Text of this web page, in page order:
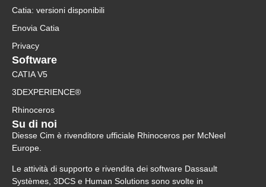
Catia: versioni disponibili
Enovia Catia
Privacy
Software
CATIA V5
3DEXPERIENCE®
Rhinoceros
Su di noi
Diesse Cim è rivenditore ufficiale Rhinoceros per McNeel
Europe.
Le attività di supporto e rivendita dei software Dassault
Systèmes, 3DCS e Human Solutions sono svolte in